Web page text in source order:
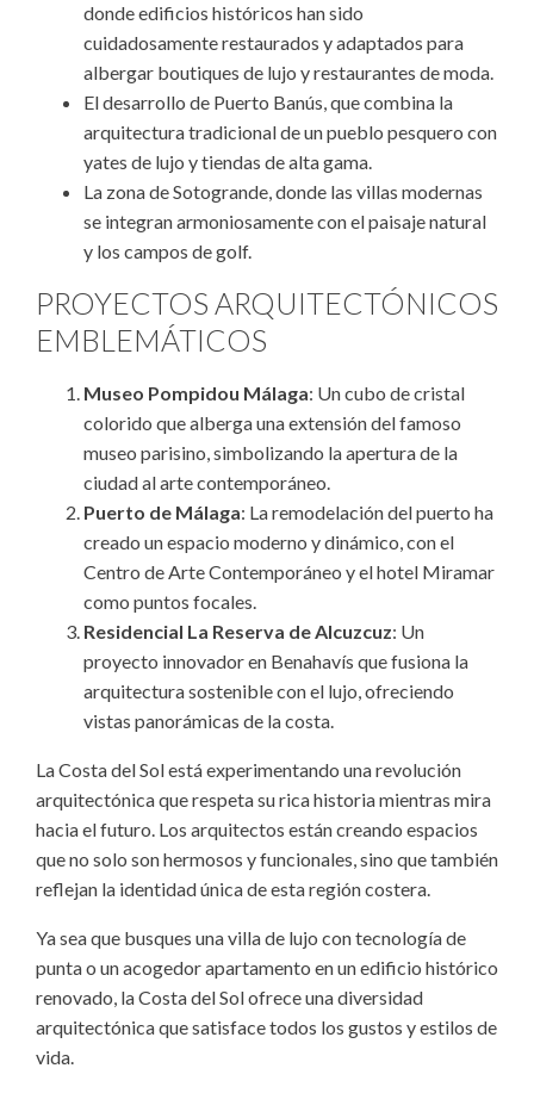
donde edificios históricos han sido
cuidadosamente restaurados y adaptados para
albergar boutiques de lujo y restaurantes de moda.
El desarrollo de Puerto Banús, que combina la
arquitectura tradicional de un pueblo pesquero con
yates de lujo y tiendas de alta gama.
La zona de Sotogrande, donde las villas modernas
se integran armoniosamente con el paisaje natural
y los campos de golf.
PROYECTOS ARQUITECTÓNICOS
EMBLEMÁTICOS
Museo Pompidou Málaga: Un cubo de cristal
colorido que alberga una extensión del famoso
museo parisino, simbolizando la apertura de la
ciudad al arte contemporáneo.
Puerto de Málaga: La remodelación del puerto ha
creado un espacio moderno y dinámico, con el
Centro de Arte Contemporáneo y el hotel Miramar
como puntos focales.
Residencial La Reserva de Alcuzcuz: Un
proyecto innovador en Benahavís que fusiona la
arquitectura sostenible con el lujo, ofreciendo
vistas panorámicas de la costa.
La Costa del Sol está experimentando una revolución
arquitectónica que respeta su rica historia mientras mira
hacia el futuro. Los arquitectos están creando espacios
que no solo son hermosos y funcionales, sino que también
reflejan la identidad única de esta región costera.
Ya sea que busques una villa de lujo con tecnología de
punta o un acogedor apartamento en un edificio histórico
renovado, la Costa del Sol ofrece una diversidad
arquitectónica que satisface todos los gustos y estilos de
vida.